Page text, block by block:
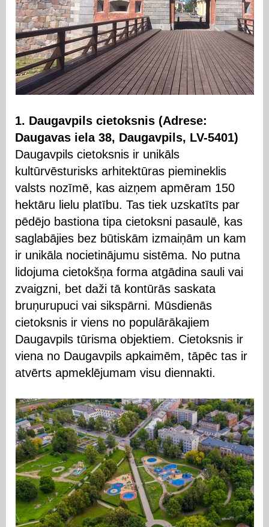
1. Daugavpils cietoksnis (Adrese:
Daugavas iela 38, Daugavpils, LV-5401)
Daugavpils cietoksnis ir unikāls
kultūrvēsturisks arhitektūras piemineklis
valsts nozīmē, kas aizņem apmēram 150
hektāru lielu platību. Tas tiek uzskatīts par
pēdējo bastiona tipa cietoksni pasaulē, kas
saglabājies bez būtiskām izmaiņām un kam
ir unikāla nocietinājumu sistēma. No putna
lidojuma cietokšņa forma atgādina sauli vai
zvaigzni, bet daži tā kontūrās saskata
bruņurupuci vai sikspārni. Mūsdienās
cietoksnis ir viens no populārākajiem
Daugavpils tūrisma objektiem. Cietoksnis ir
viena no Daugavpils apkaimēm, tāpēc tas ir
atvērts apmeklējumam visu diennakti.